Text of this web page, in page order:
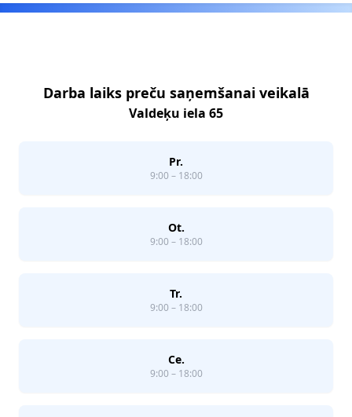
Darba laiks preču saņemšanai veikalā
Valdeķu iela 65
Pr.
9:00 – 18:00
Ot.
9:00 – 18:00
Tr.
9:00 – 18:00
Ce.
9:00 – 18:00